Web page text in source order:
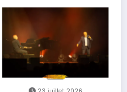
grands moments de scène